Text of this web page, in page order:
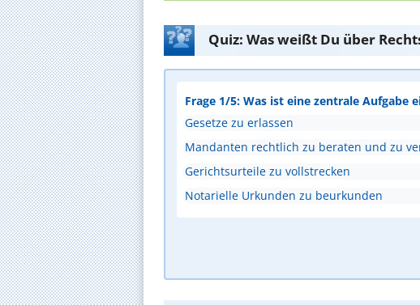
Quiz: Was weißt Du über
Frage 1/5: Was ist eine zentrale Aufgabe
Gesetze zu erlassen
Mandanten rechtlich zu beraten und zu
Gerichtsurteile zu vollstrecken
Notarielle Urkunden zu beurkunden